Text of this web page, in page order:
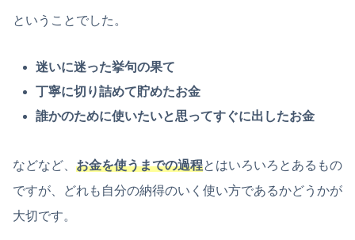
ということでした。
迷いに迷った挙句の果て
丁寧に切り詰めて貯めたお金
誰かのために使いたいと思ってすぐに出したお金
などなど、 お金を使うまでの過程とはいろいろとあるもの
ですが、どれも自分の納得のいく使い方であるかどうかが
大切です。